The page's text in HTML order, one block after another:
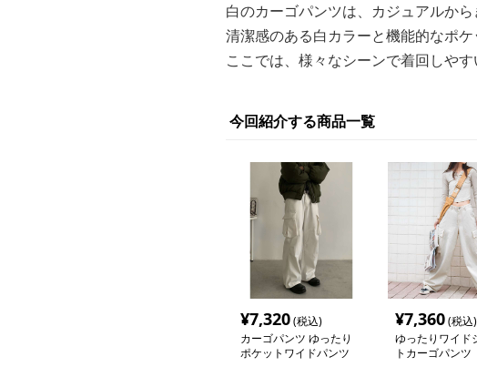
白のカーゴパンツは、カジュアルか
清潔感のある白カラーと機能的なポ
ここでは、様々なシーンで着回しや
今回紹介する商品一覧
¥7,320(税込)
カーゴパンツ ゆったり
ポケットワイドパンツ
¥7,360(税込)
ゆったりワイド
トカーゴパンツ